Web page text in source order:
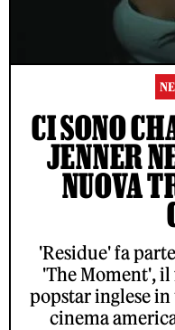
CI SONO
JENNER
NUOVA
'Residue' fa
'The Moment',
popstar inglese
cinema